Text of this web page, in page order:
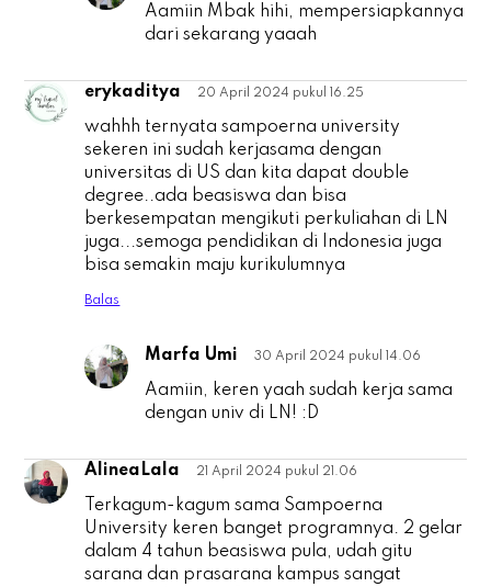
Aamiin Mbak hihi, mempersiapkannya
dari sekarang yaaah
e erykaditya 20 April 2024 pukul 16.25
wahhh ternyata sampoerna university
sekeren ini sudah kerjasama dengan
universitas di US dan kita dapat double
degree..ada beasiswa dan bisa
berkesempatan mengikuti perkuliahan di LN
juga...semoga pendidikan di Indonesia juga
bisa semakin maju kurikulumnya
Balas
e Marfa Umi 30 April 2024 pukul 14.06
Aamiin, keren yaah sudah kerja sama
dengan univ di LN! :D
A AlineaLala 21 April 2024 pukul 21.06
Terkagum-kagum sama Sampoerna
University keren banget programnya. 2 gelar
dalam 4 tahun beasiswa pula, udah gitu
sarana dan prasarana kampus sangat